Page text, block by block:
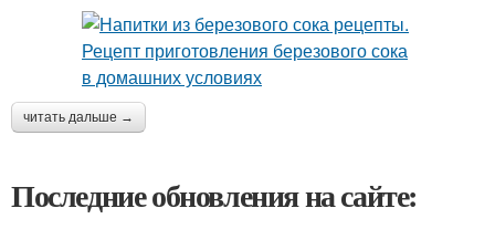
читать дальше →
Последние обновления на сайте: